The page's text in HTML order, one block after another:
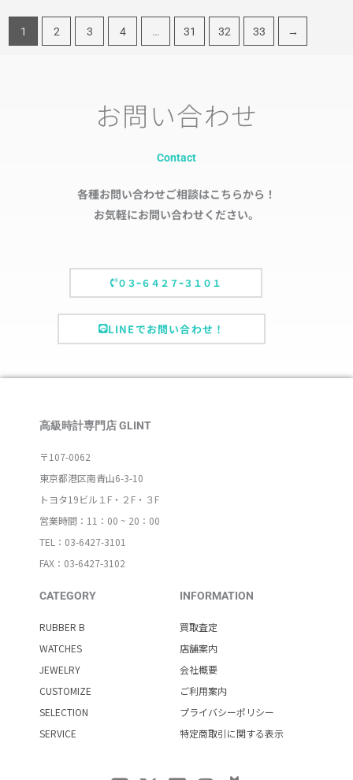
1 2 3 4 … 31 32 33 →
お問い合わせ
Contact
各種お問い合わせご相談はこちらから！
お気軽にお問い合わせください。
０３ｰ６４２７ｰ３１０１
LINEでお問い合わせ！
高級時計専門店 GLINT
〒107-0062
東京都港区南青山6-3-10
トヨタ19ビル１F・２F・３F
営業時間：11：00 ~ 20：00
TEL：03-6427-3101
FAX：03-6427-3102
CATEGORY
RUBBER B
WATCHES
JEWELRY
CUSTOMIZE
SELECTION
SERVICE
INFORMATION
買取査定
店舗案内
会社概要
ご利用案内
プライバシーポリシー
特定商取引に関する表示